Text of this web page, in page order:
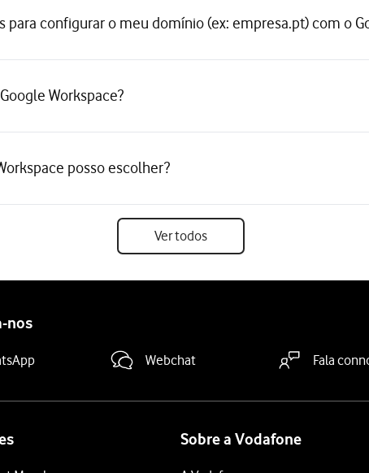
configurar o meu domínio (ex: empresa.pt) com o
Workspace?
posso escolher?
Ver todos
nos
Webchat Fala
Sobre a Vodafone